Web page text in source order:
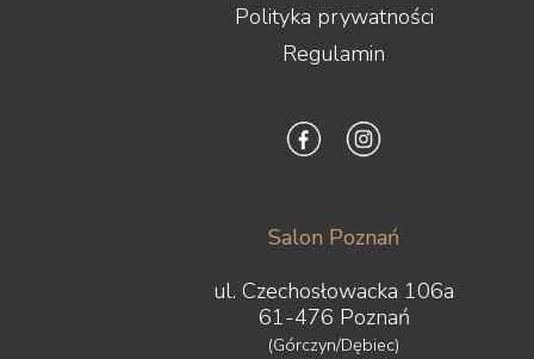
Polityka prywatności
Regulamin
Salon Poznań
ul. Czechosłowacka 106a
61-476 Poznań
(Górczyn/Dębiec)